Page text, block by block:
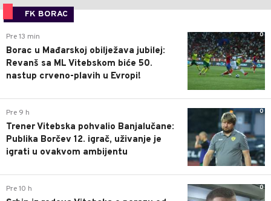
FK BORAC
0
Pre 13 min
Borac u Mađarskoj obilježava jubilej:
Revanš sa ML Vitebskom biće 50.
nastup crveno-plavih u Evropi!
0
Pre 9 h
Trener Vitebska pohvalio Banjalučane:
Publika Borčev 12. igrač, uživanje je
igrati u ovakvom ambijentu
0
Pre 10 h